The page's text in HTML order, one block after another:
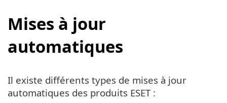
Mises à jour
automatiques
Il existe différents types de mises à jour
automatiques des produits ESET :